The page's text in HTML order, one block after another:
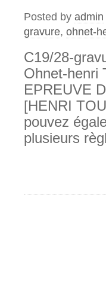
Posted by admin
gravure, ohnet-
C19/28-
Ohnet-henri
EPREUVE
[HENRI
pouvez
plusieurs